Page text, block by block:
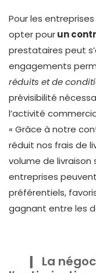
Pour les
opter pourun
prestataires peut
engagements
réduits et de
prévisibilité
l’activité
« Grâce à notre
réduit nos frais de
volume de livraison
entreprises
préférentiels,
gagnant entre les
La